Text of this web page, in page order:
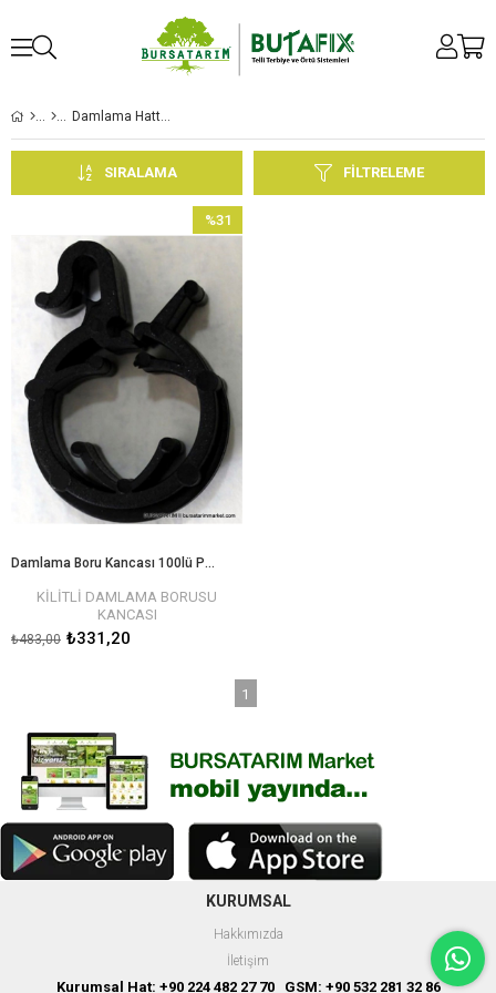
Damlama Hattı Bağlantı Elemanları
FILTRELEME
SIRALAMA
Damlama Boru Kancası 100lü Paket (KİLİTLİ)
KİLİTLİ DAMLAMA BORUSU
KANCASI
16mm damlama borusuna
100 LÜ PAKET
BURSATARIM KALİTESİ VE
GÜVENCESİYLE
₺331,20
₺483,00
%31
%31İndirim
1
KURUMSAL
Hakkımızda
İletişim
Kurumsal Hat: +90 224 482 27 70 GSM: +90 532 281 32 86